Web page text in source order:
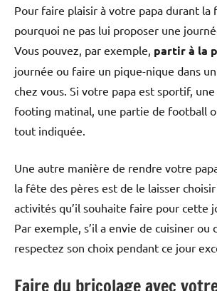
Pour faire plaisir à votre papa durant la
pourquoi ne pas lui proposer une
Vous pouvez, par exemple, partir à la
journée ou faire un pique-nique dans
chez vous. Si votre papa est sportif, une
footing matinal, une partie de football
tout indiquée.
Une autre manière de rendre votre
la fête des pères est de le laisser
activités qu’il souhaite faire pour cette
Par exemple, s’il a envie de cuisiner ou
respectez son choix pendant ce jour